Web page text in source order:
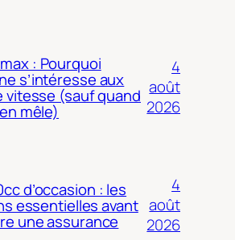
: Pourquoi
s’intéresse aux
vitesse (sauf quand
mêle)
4
août
2026
d’occasion : les
essentielles avant
une assurance
4
août
2026